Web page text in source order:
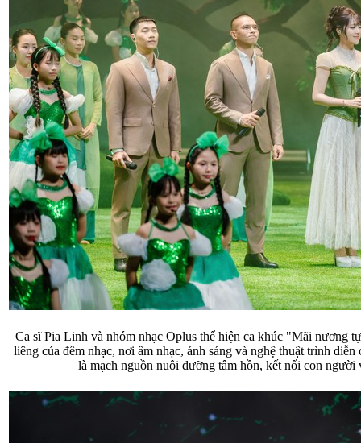
Ca sĩ Pia Linh và nhóm nhạc Oplus thể hiện ca khúc "Mãi nương
liêng của đêm nhạc, nơi âm nhạc, ánh sáng và nghệ thuật trình
là mạch nguồn nuôi dưỡng tâm hồn, kết nối con